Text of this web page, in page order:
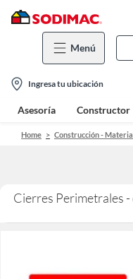
Menú
location-
icon
Ingresa tu ubicación
Asesoría Constructor
Home Construcción -
Cierres Perimetrales